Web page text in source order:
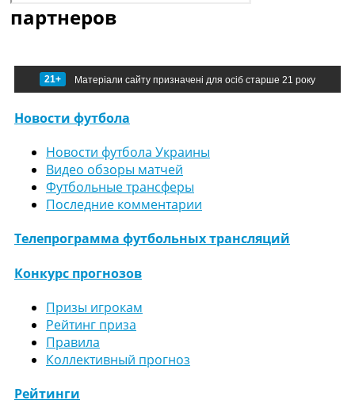
партнеров
21+ Матеріали сайту призначені для осіб старше 21 року
Новости футбола
Новости футбола Украины
Видео обзоры матчей
Футбольные трансферы
Последние комментарии
Телепрограмма футбольных трансляций
Конкурс прогнозов
Призы игрокам
Рейтинг приза
Правила
Коллективный прогноз
Рейтинги